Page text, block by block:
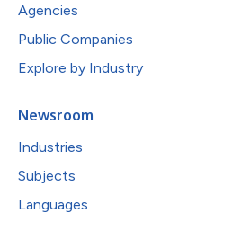
Agencies
Public Companies
Explore by Industry
Newsroom
Industries
Subjects
Languages